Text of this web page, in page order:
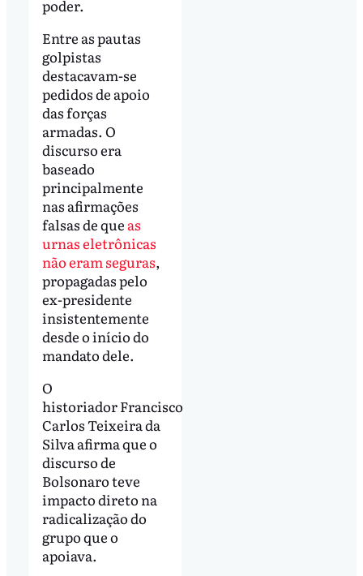
poder.
Entre as pautas
golpistas
destacavam-se
pedidos de apoio
das forças
armadas. O
discurso era
baseado
principalmente
nas afirmações
falsas de que as
urnas eletrônicas
não eram seguras,
propagadas pelo
ex-presidente
insistentemente
desde o início do
mandato dele.
O
historiador Francisco
Carlos Teixeira da
Silva afirma que o
discurso de
Bolsonaro teve
impacto direto na
radicalização do
grupo que o
apoiava.